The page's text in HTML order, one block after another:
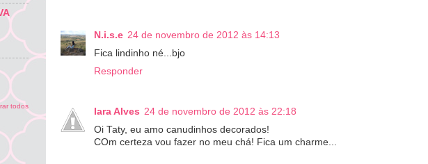
N.i.s.e 24 de novembro de 2012 às 14:13
Fica lindinho né...bjo
Responder
Iara Alves 24 de novembro de 2012 às 22:18
Oi Taty, eu amo canudinhos decorados!
COm certeza vou fazer no meu chá! Fica um charme...
todos